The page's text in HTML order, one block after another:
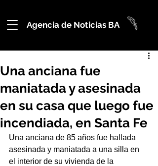
Agencia de Noticias BA
Una anciana fue
maniatada y asesinada
en su casa que luego fue
incendiada, en Santa Fe
Una anciana de 85 años fue hallada
asesinada y maniatada a una silla en
el interior de su vivienda de la